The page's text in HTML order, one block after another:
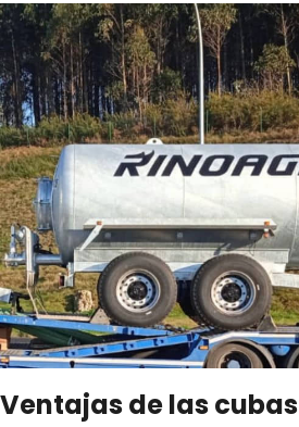
Ventajas de las